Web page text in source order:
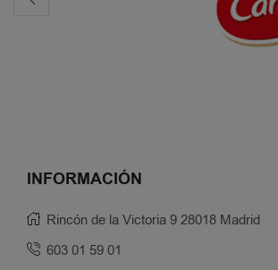
INFORMACIÓN
Rincón de la Victoria 9 28018 Madrid
603 01 59 01